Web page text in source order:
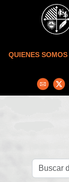
Skip to main content
QUIENES SOMOS